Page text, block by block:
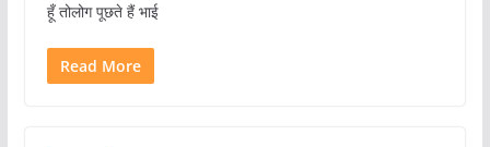
हूँ तोलोग पूछते हैं भाई
Read More